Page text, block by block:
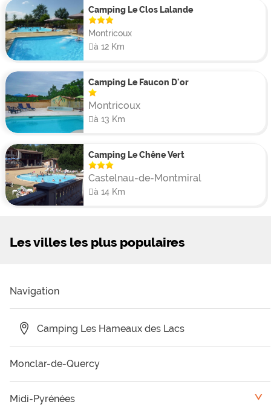
Camping Le Clos Lalande
Montricoux
à 12 Km
Camping Le Faucon D'or
Montricoux
à 13 Km
Camping Le Chêne Vert
Castelnau-de-Montmiral
à 14 Km
Les villes les plus populaires
Navigation
Camping Les Hameaux des Lacs
Monclar-de-Quercy
Midi-Pyrénées <